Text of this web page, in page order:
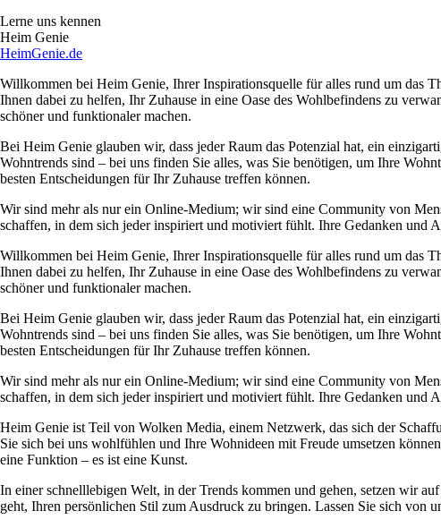
Lerne uns kennen
Heim Genie
HeimGenie.de
Willkommen bei Heim Genie, Ihrer Inspirationsquelle für alles rund um das
Ihnen dabei zu helfen, Ihr Zuhause in eine Oase des Wohlbefindens zu
schöner und funktionaler machen.
Bei Heim Genie glauben wir, dass jeder Raum das Potenzial hat, ein
Wohntrends sind – bei uns finden Sie alles, was Sie benötigen, um Ihre
besten Entscheidungen für Ihr Zuhause treffen können.
Wir sind mehr als nur ein Online-Medium; wir sind eine Community von
schaffen, in dem sich jeder inspiriert und motiviert fühlt. Ihre Gedanken und
Willkommen bei Heim Genie, Ihrer Inspirationsquelle für alles rund um das
Ihnen dabei zu helfen, Ihr Zuhause in eine Oase des Wohlbefindens zu
schöner und funktionaler machen.
Bei Heim Genie glauben wir, dass jeder Raum das Potenzial hat, ein
Wohntrends sind – bei uns finden Sie alles, was Sie benötigen, um Ihre
besten Entscheidungen für Ihr Zuhause treffen können.
Wir sind mehr als nur ein Online-Medium; wir sind eine Community von
schaffen, in dem sich jeder inspiriert und motiviert fühlt. Ihre Gedanken und
Heim Genie ist Teil von Wolken Media, einem Netzwerk, das sich der
Sie sich bei uns wohlfühlen und Ihre Wohnideen mit Freude umsetzen
eine Funktion – es ist eine Kunst.
In einer schnelllebigen Welt, in der Trends kommen und gehen, setzen wir
geht, Ihren persönlichen Stil zum Ausdruck zu bringen. Lassen Sie sich von